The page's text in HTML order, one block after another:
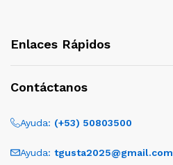
Enlaces Rápidos
Contáctanos
Ayuda: (+53) 50803500
Ayuda: tgusta2025@gmail.com